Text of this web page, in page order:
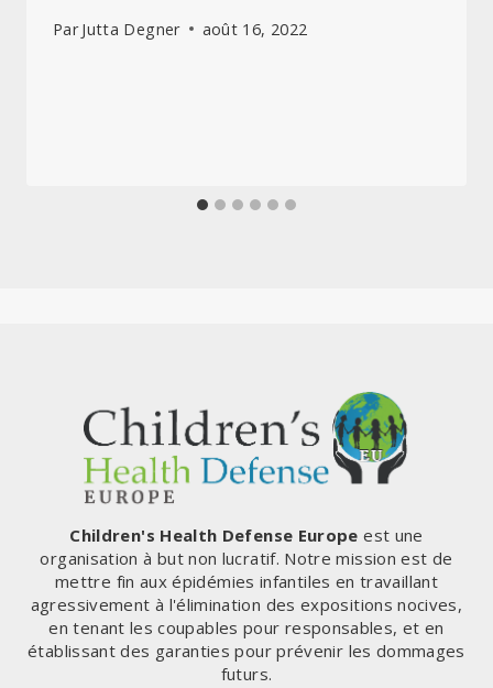
Par Jutta Degner août 16, 2022
Children's Health Defense Europe est une
organisation à but non lucratif. Notre mission est de
mettre fin aux épidémies infantiles en travaillant
agressivement à l'élimination des expositions nocives,
en tenant les coupables pour responsables, et en
établissant des garanties pour prévenir les dommages
futurs.